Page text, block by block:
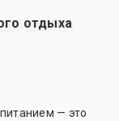
отдыха
— это